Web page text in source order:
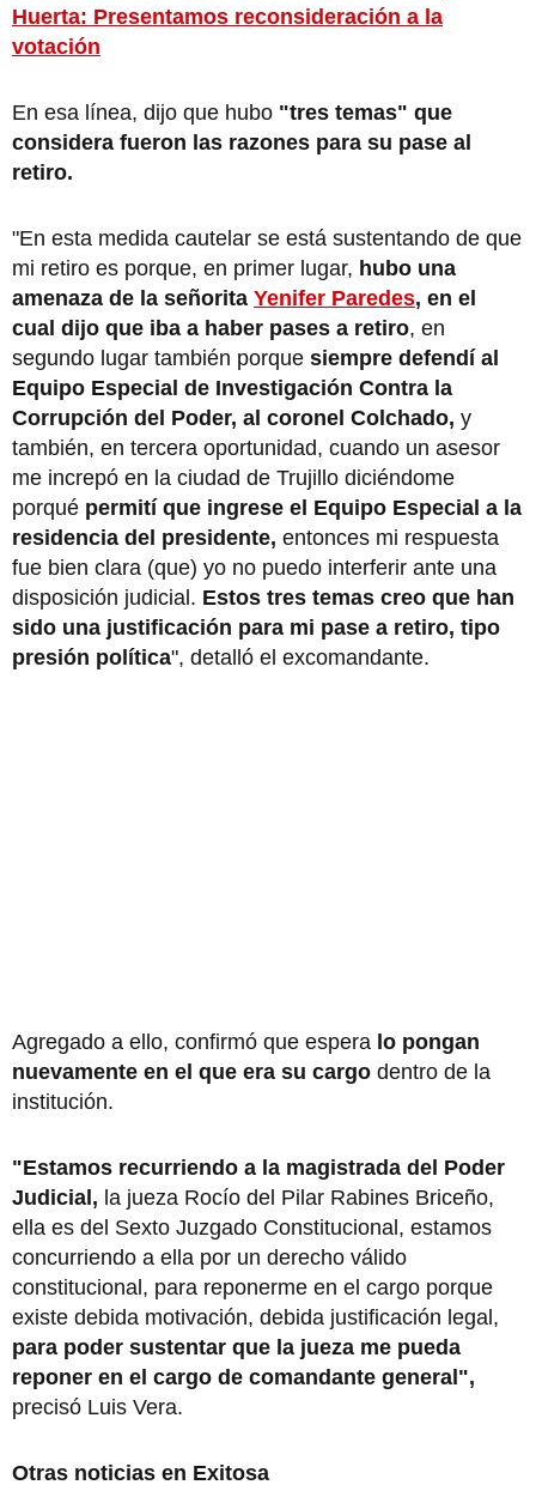
Huerta: Presentamos reconsideración a la
votación
En esa línea, dijo que hubo "tres temas" que
considera fueron las razones para su pase al
retiro.
"En esta medida cautelar se está sustentando de que
mi retiro es porque, en primer lugar, hubo una
amenaza de la señorita Yenifer Paredes, en el
cual dijo que iba a haber pases a retiro, en
segundo lugar también porque siempre defendí al
Equipo Especial de Investigación Contra la
Corrupción del Poder, al coronel Colchado, y
también, en tercera oportunidad, cuando un asesor
me increpó en la ciudad de Trujillo diciéndome
porqué permití que ingrese el Equipo Especial a la
residencia del presidente, entonces mi respuesta
fue bien clara (que) yo no puedo interferir ante una
disposición judicial. Estos tres temas creo que han
sido una justificación para mi pase a retiro, tipo
presión política", detalló el excomandante.
Agregado a ello, confirmó que espera lo pongan
nuevamente en el que era su cargo dentro de la
institución.
"Estamos recurriendo a la magistrada del Poder
Judicial, la jueza Rocío del Pilar Rabines Briceño,
ella es del Sexto Juzgado Constitucional, estamos
concurriendo a ella por un derecho válido
constitucional, para reponerme en el cargo porque
existe debida motivación, debida justificación legal,
para poder sustentar que la jueza me pueda
reponer en el cargo de comandante general",
precisó Luis Vera.
Otras noticias en Exitosa